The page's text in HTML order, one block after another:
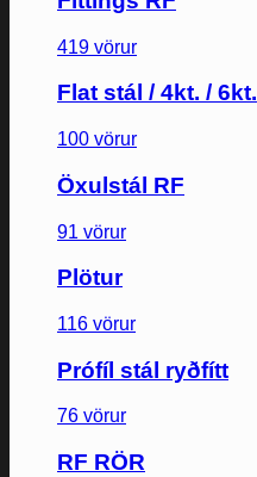
419 vörur
Flat stál / 4kt. / 6kt.
100 vörur
Öxulstál RF
91 vörur
Plötur
116 vörur
Prófíl stál ryðfítt
76 vörur
RF RÖR